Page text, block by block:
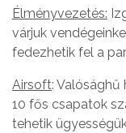
Élményvezetés:
várjuk
fedezhetik fel a
Airsoft: Valósághű
10 fős csapatok
tehetik